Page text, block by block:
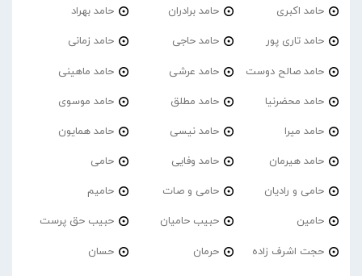
حامد اکبری حامد برادران حامد بهراد
حامد تاری پور حامد حاجی حامد زمانی
حامد صالح دوست حامد عرشی حامد ماهینی
حامد محضرنیا حامد مطلق حامد موسوی
حامد میرا حامد نیسی حامد همایون
حامد هیرمان حامد وفایی حامی
حامی و رادیان حامی و صات حامیم
حامین حبیب حامیان حبیب حق پرست
حجت اشرف زاده حرمان حسان